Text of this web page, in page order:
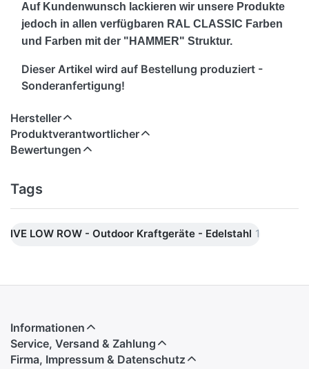
Auf Kundenwunsch lackieren wir unsere Produkte
jedoch in allen verfügbaren RAL CLASSIC Farben
und Farben mit der "HAMMER" Struktur.
Dieser Artikel wird auf Bestellung produziert -
Sonderanfertigung!
Hersteller
Produktverantwortlicher
Bewertungen
Tags
IVE LOW ROW - Outdoor Kraftgeräte - Edelstahl 1
Informationen
Service, Versand & Zahlung
Firma, Impressum & Datenschutz